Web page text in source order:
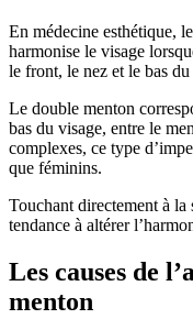
En médecine esthétique,
harmonise le visage
le front, le nez et le bas du
Le double menton
bas du visage, entre le
complexes, ce type
que féminins.
Touchant directement à
tendance à altérer
Les causes de
menton